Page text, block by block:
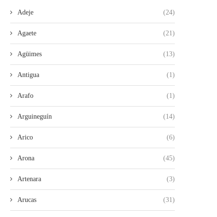
Adeje (24)
Agaete (21)
Agüimes (13)
Antigua (1)
Arafo (1)
Arguineguín (14)
Arico (6)
Arona (45)
Artenara (3)
Arucas (31)